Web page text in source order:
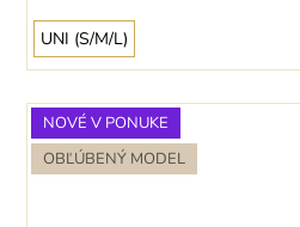
UNI (S/M/L)
NOVÉ V PONUKE
OBĽÚBENÝ MODEL